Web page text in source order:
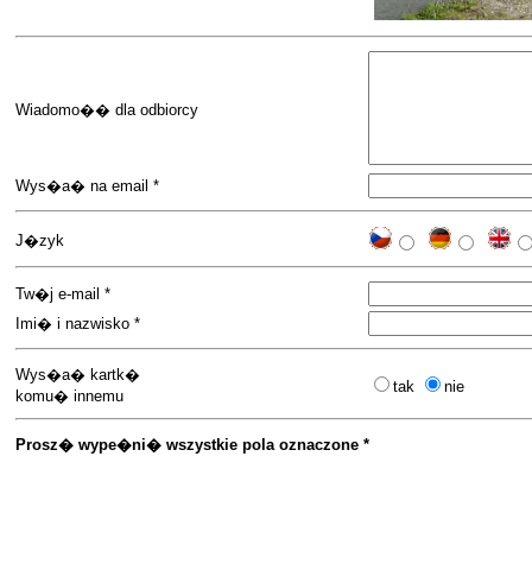
Wiadomo�� dla odbiorcy
Wys�a� na email *
J�zyk
Tw�j e-mail *
Imi� i nazwisko *
Wys�a� kartk�
komu� innemu
tak nie
Prosz� wype�ni� wszystkie pola oznaczone *